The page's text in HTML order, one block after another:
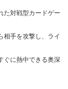
た対戦型カードゲー
相手を攻撃し、ライ
ぐに熱中できる奥深